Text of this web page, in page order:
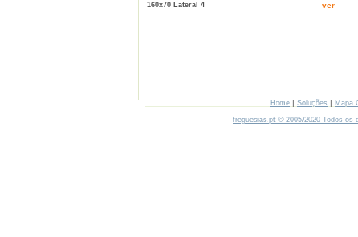
160x70 Lateral 4 ver
Home | Soluções | Mapa
freguesias.pt © 2005/2020 Todos os